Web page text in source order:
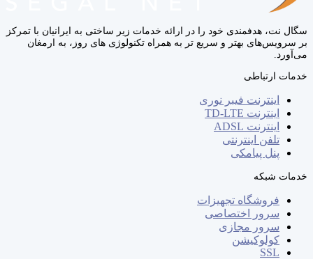
سگال‌ نت، هدفمندی خود را در ارائه خدمات زیر ساختی به ایرانیان با تمرکز
بر سرویس‌های بهتر و سریع‌ تر به همراه تکنولوژی‌ های روز، به ارمغان
می‌آورد.
خدمات ارتباطی
اینترنت فیبر نوری
اینترنت TD-LTE
اینترنت ADSL
تلفن اینترنتی
پنل پیامکی
خدمات شبکه
فروشگاه تجهیزات
سرور اختصاصی
سرور مجازی
کولوکیشن
SSL